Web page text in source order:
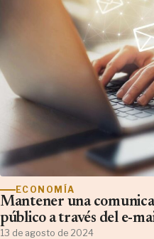
ECONOMÍA
Mantener una
público a través del e-
13 de agosto de 2024